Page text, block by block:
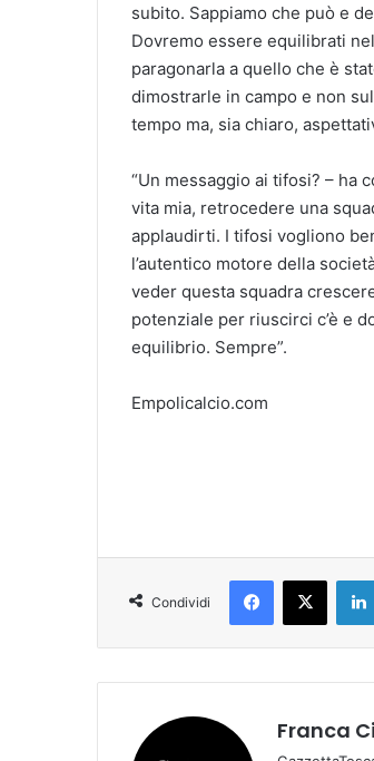
subito. Sappiamo che può e
Dovremo essere equilibrati
paragonarla a quello che è
dimostrarle in campo e non
tempo ma, sia chiaro,
“Un messaggio ai tifosi? – ha
vita mia, retrocedere una
applaudirti. I tifosi vogliono
l’autentico motore della
veder questa squadra
potenziale per riuscirci c’è e
equilibrio. Sempre”.
Empolicalcio.com
Condividi
Franca